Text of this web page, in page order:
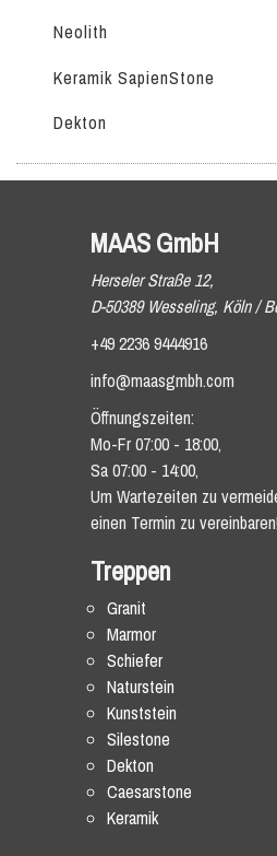
Neolith
Keramik SapienStone
Dekton
MAAS GmbH
Herseler Straße 12,
D-50389 Wesseling, Köln /
+49 2236 9444916
info@maasgmbh.com
Öffnungszeiten:
Mo-Fr 07:00 - 18:00,
Sa 07:00 - 14:00,
Um Wartezeiten zu
einen Termin zu vereinbaren!
Treppen
Granit
Marmor
Schiefer
Naturstein
Kunststein
Silestone
Dekton
Caesarstone
Keramik